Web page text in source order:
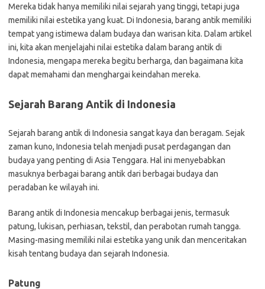
Mereka tidak hanya memiliki nilai sejarah yang tinggi, tetapi juga
memiliki nilai estetika yang kuat. Di Indonesia, barang antik memiliki
tempat yang istimewa dalam budaya dan warisan kita. Dalam artikel
ini, kita akan menjelajahi nilai estetika dalam barang antik di
Indonesia, mengapa mereka begitu berharga, dan bagaimana kita
dapat memahami dan menghargai keindahan mereka.
Sejarah Barang Antik di Indonesia
Sejarah barang antik di Indonesia sangat kaya dan beragam. Sejak
zaman kuno, Indonesia telah menjadi pusat perdagangan dan
budaya yang penting di Asia Tenggara. Hal ini menyebabkan
masuknya berbagai barang antik dari berbagai budaya dan
peradaban ke wilayah ini.
Barang antik di Indonesia mencakup berbagai jenis, termasuk
patung, lukisan, perhiasan, tekstil, dan perabotan rumah tangga.
Masing-masing memiliki nilai estetika yang unik dan menceritakan
kisah tentang budaya dan sejarah Indonesia.
Patung